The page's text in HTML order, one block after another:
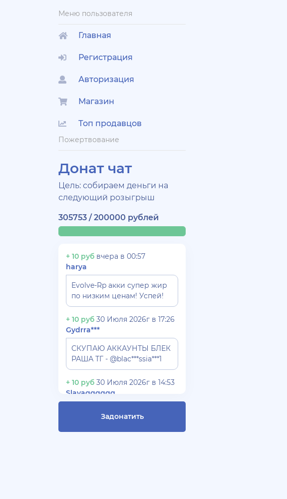
Меню пользователя
Главная
Регистрация
Авторизация
Магазин
Топ продавцов
Пожертвование
Донат чат
Цель: собираем деньги на
следующий розыгрыш
305753 / 200000 рублей
+ 10 руб вчера в 00:57
harya
Evolve-Rp акки супер жир
по низким ценам! Успей!
+ 10 руб 30 Июля 2026г в 17:26
Gydrra***
СКУПАЮ АККАУНТЫ БЛЕК
РАША ТГ - @blac***ssia***1
+ 10 руб 30 Июля 2026г в 14:53
Slavagggggg
бюджет 450 рублей
Задонатить